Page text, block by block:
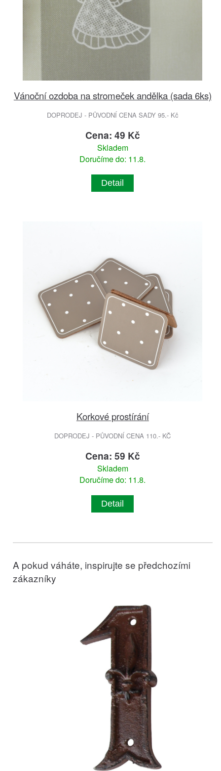
Vánoční ozdoba na stromeček andělka (sada 6ks)
DOPRODEJ - PŮVODNÍ CENA SADY 95.- Kč
Cena: 49 Kč
Skladem
Doručíme do: 11.8.
Detail
Korkové prostírání
DOPRODEJ - PŮVODNÍ CENA 110.- KČ
Cena: 59 Kč
Skladem
Doručíme do: 11.8.
Detail
A pokud váháte, inspirujte se předchozími
zákazníky